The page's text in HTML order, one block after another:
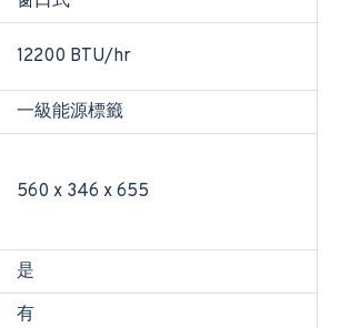
12200 BTU/hr
一級能源標籤
560 x 346 x 655
是
有